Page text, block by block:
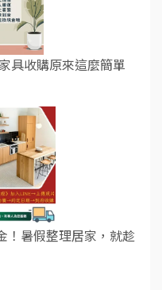
具收購原來這麼簡單
！暑假整理居家，就趁